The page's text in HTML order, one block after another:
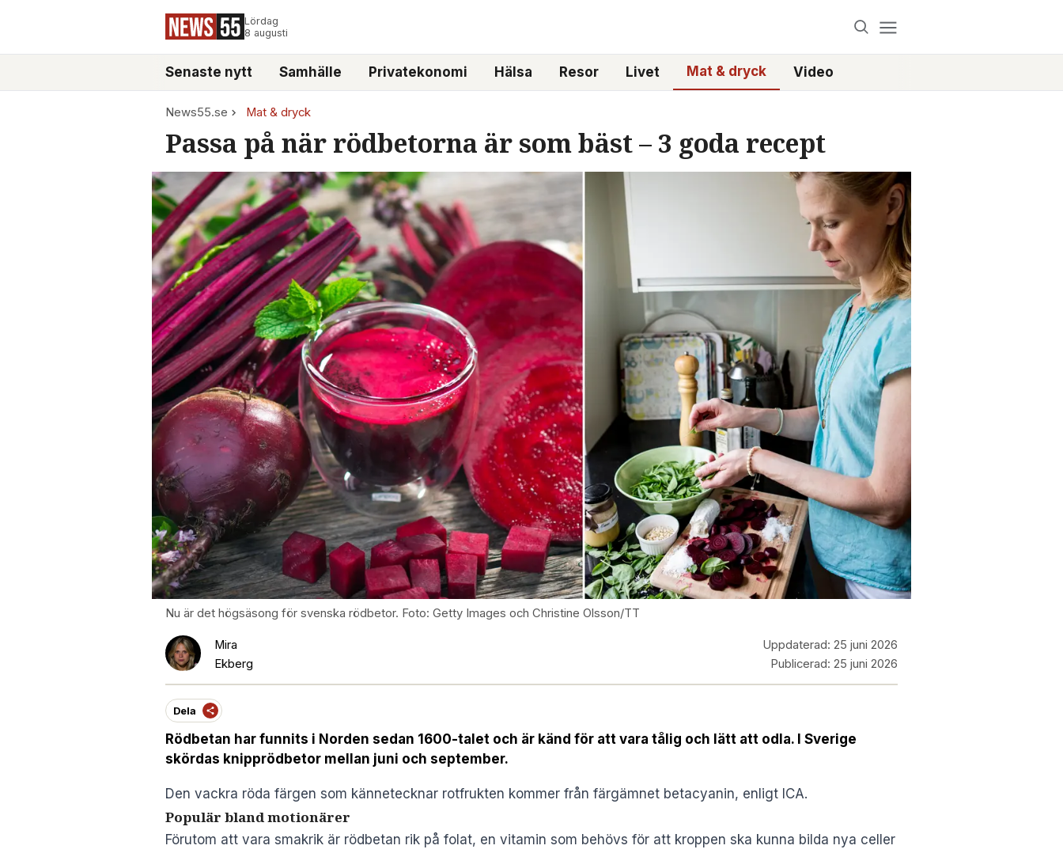
Lördag
8 augusti
Senaste nytt Samhälle Privatekonomi Hälsa Resor Livet Mat & dryck Video
News55.se Mat & dryck
Passa på när rödbetorna är som bäst – 3 goda recept
Nu är det högsäsong för svenska rödbetor. Foto: Getty Images och Christine Olsson/TT
Mira
Ekberg
Uppdaterad: 25 juni 2026
Publicerad: 25 juni 2026
Dela
Rödbetan har funnits i Norden sedan 1600-talet och är känd för att vara tålig och lätt att odla. I Sverige
skördas knipprödbetor mellan juni och september.
Den vackra röda färgen som kännetecknar rotfrukten kommer från färgämnet betacyanin, enligt ICA.
Populär bland motionärer
Förutom att vara smakrik är rödbetan rik på folat, en vitamin som behövs för att kroppen ska kunna bilda nya celler